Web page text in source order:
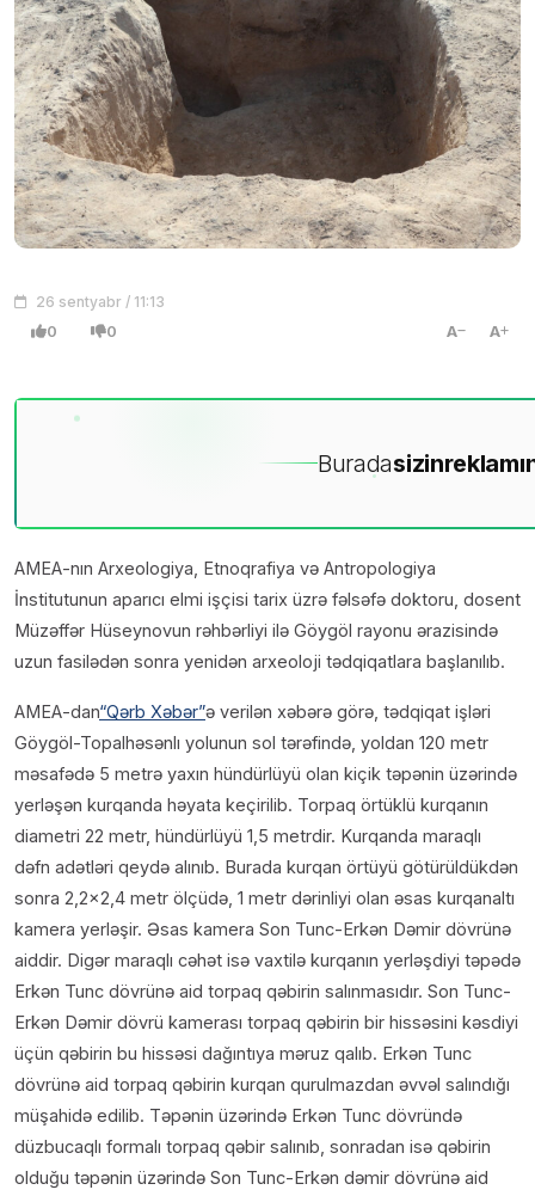
26 sentyabr / 11:13
0 0 A A
Buradasizin
AMEA-nın Arxeologiya, Etnoqrafiya və Antropologiya
İnstitutunun aparıcı elmi işçisi tarix üzrə fəlsəfə doktoru, dosent
Müzəffər Hüseynovun rəhbərliyi ilə Göygöl rayonu ərazisində
uzun fasilədən sonra yenidən arxeoloji tədqiqatlara başlanılıb.
AMEA-dan“Qərb Xəbər”ə verilən xəbərə görə, tədqiqat işləri
Göygöl-Topalhəsənlı yolunun sol tərəfində, yoldan 120 metr
məsafədə 5 metrə yaxın hündürlüyü olan kiçik təpənin üzərində
yerləşən kurqanda həyata keçirilib. Torpaq örtüklü kurqanın
diametri 22 metr, hündürlüyü 1,5 metrdir. Kurqanda maraqlı
dəfn adətləri qeydə alınıb. Burada kurqan örtüyü götürüldükdən
sonra 2,2×2,4 metr ölçüdə, 1 metr dərinliyi olan əsas kurqanaltı
kamera yerləşir. Əsas kamera Son Tunc-Erkən Dəmir dövrünə
aiddir. Digər maraqlı cəhət isə vaxtilə kurqanın yerləşdiyi təpədə
Erkən Tunc dövrünə aid torpaq qəbirin salınmasıdır. Son Tunc-
Erkən Dəmir dövrü kamerası torpaq qəbirin bir hissəsini kəsdiyi
üçün qəbirin bu hissəsi dağıntıya məruz qalıb. Erkən Tunc
dövrünə aid torpaq qəbirin kurqan qurulmazdan əvvəl salındığı
müşahidə edilib. Təpənin üzərində Erkən Tunc dövründə
düzbucaqlı formalı torpaq qəbir salınıb, sonradan isə qəbirin
olduğu təpənin üzərində Son Tunc-Erkən dəmir dövrünə aid